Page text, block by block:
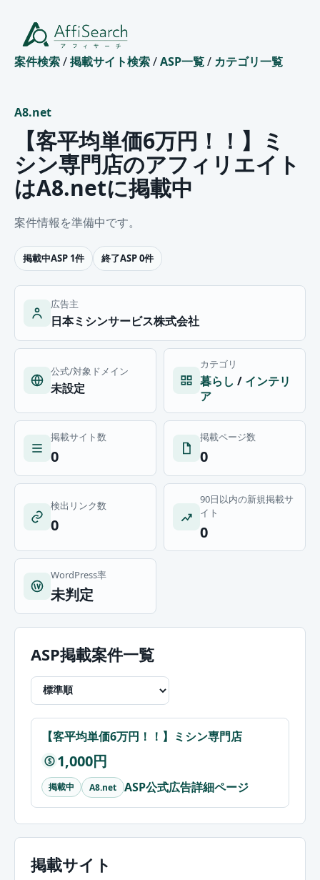
案件検索/掲載サイト検索/ASP一覧/ カテゴリ一覧
A8.net
【客平均単価6万円！！】ミ
シン専門店のアフィリエイト
はA8.netに掲載中
案件情報を準備中です。
掲載中ASP 1件 終了ASP 0件
広告主
日本ミシンサービス株式会社
公式/対象ドメイン
未設定
カテゴリ
暮らし / インテリ
ア
掲載サイト数
0
掲載ページ数
0
検出リンク数
0
90日以内の新規掲載サ
イト
0
WordPress率
未判定
ASP掲載案件一覧
【客平均単価6万円！！】ミシン専門店
$ 1,000円
掲載中 A8.net ASP公式広告詳細ページ
掲載サイト